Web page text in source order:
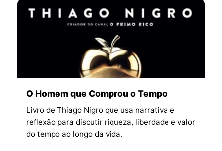
O Homem que Comprou o Tempo
Livro de Thiago Nigro que usa narrativa e
reflexão para discutir riqueza, liberdade e valor
do tempo ao longo da vida.